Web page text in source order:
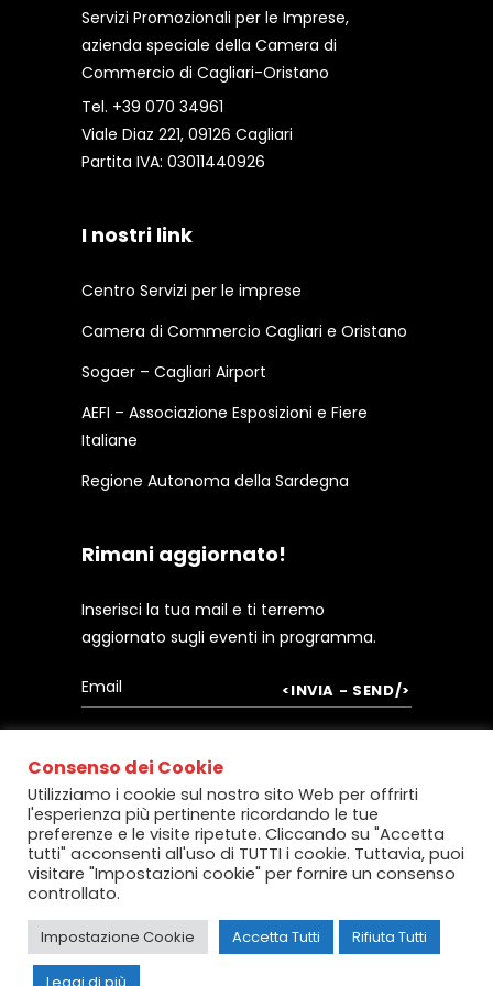
Servizi Promozionali per le Imprese,
azienda speciale della Camera di
Commercio di Cagliari-Oristano
Tel. +39 070 34961
Viale Diaz 221, 09126 Cagliari
Partita IVA: 03011440926
I nostri link
Centro Servizi per le imprese
Camera di Commercio Cagliari e Oristano
Sogaer – Cagliari Airport
AEFI – Associazione Esposizioni e Fiere
Italiane
Regione Autonoma della Sardegna
Rimani aggiornato!
Inserisci la tua mail e ti terremo
aggiornato sugli eventi in programma.
Imprese– Realizzazione:Micro srl, Cagliari
Consenso dei Cookie
Utilizziamo i cookie sul nostro sito Web per offrirti
l'esperienza più pertinente ricordando le tue
preferenze e le visite ripetute. Cliccando su "Accetta
tutti" acconsenti all'uso di TUTTI i cookie. Tuttavia, puoi
visitare "Impostazioni cookie" per fornire un consenso
controllato.
Impostazione Cookie Accetta Tutti Rifiuta Tutti